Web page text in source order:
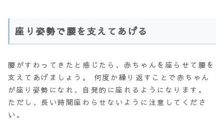
座り姿勢で腰を支えてあげる
腰がすわってきたと感じたら、赤ちゃんを座らせて腰を
支えてあげましょう。 何度か繰り返すことで赤ちゃん
が座り姿勢になれ、自発的に座れるようになります。
ただし、長い時間座わらせない ように注意してくださ
い。